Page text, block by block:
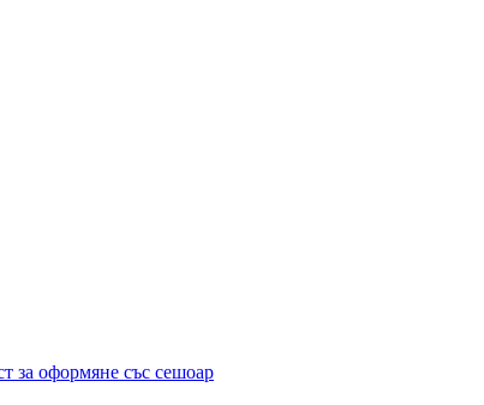
за оформяне със сешоар